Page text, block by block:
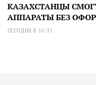
КАЗАХСТАНЦЫ
АППАРАТЫ БЕЗ
СЕГОДНЯ В 10:31